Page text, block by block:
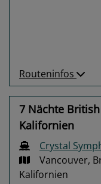
Routeninfos
7 Nächte
Kalifornien
Crystal
Vancouver,
Kalifornien